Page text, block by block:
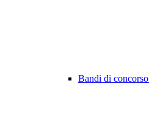
Bandi di concorso